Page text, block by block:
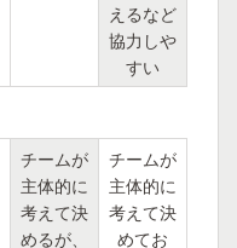
えるなど
協力しや
すい
チームが
主体的に
考えて決
めるが、
チームが
主体的に
考えて決
めてお